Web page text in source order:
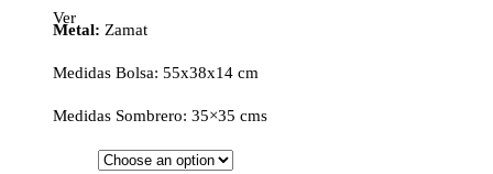
Ver
Metal: Zamat
Medidas Bolsa: 55x38x14 cm
Medidas Sombrero: 35×35 cms